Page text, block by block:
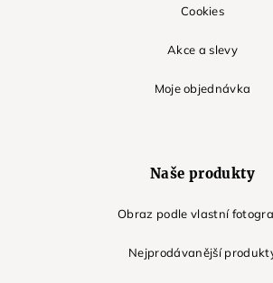
Cookies
Akce a slevy
Moje objednávka
Naše produkty
Obraz podle vlastní
Nejprodávanější